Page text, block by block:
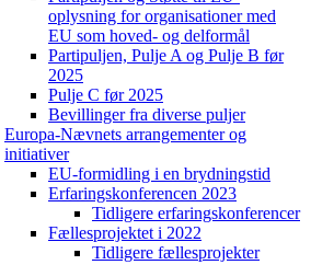
oplysning for organisationer med
EU som hoved- og delformål
Partipuljen, Pulje A og Pulje B før
2025
Pulje C før 2025
Bevillinger fra diverse puljer
Europa-Nævnets arrangementer og
initiativer
EU-formidling i en brydningstid
Erfaringskonferencen 2023
Tidligere erfaringskonferencer
Fællesprojektet i 2022
Tidligere fællesprojekter